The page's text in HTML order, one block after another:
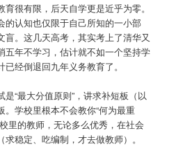
很有限，后天自学更是近乎为零。
的认知也仅限于自己所知的一小部
。这几天高考，其实考上了清华又
五年不学习，估计就不如一个坚持学
经倒退回九年义务教育了。
“最大分值原则”，讲求补短板（以
学校里根本不会教你“何为最重
里的教师，无论多么优秀，在社会
稳定、吃编制，才去做教师）。